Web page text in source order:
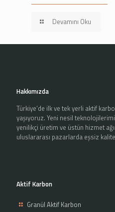
Devamını Oku
Hakkımızda
Türkiye’de ilk ve tek yerli aktif
yaşıyoruz. Yeni nesil
yenilikçi üretim ve üstün hizmet
uluslararası pazarlarda eşsiz
Aktif Karbon
Granül Aktif Karbon